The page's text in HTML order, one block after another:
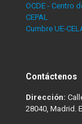
OCDE - Centro
CEPAL
Cumbre UE-
Contáctenos
Dirección:
28040, Madrid.